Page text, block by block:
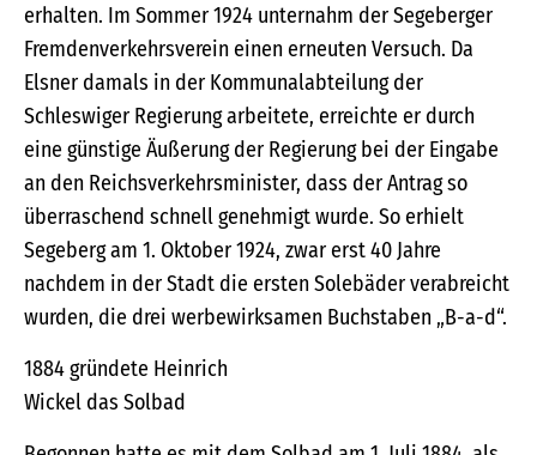
erhalten. Im Sommer 1924 unternahm der Segeberger
Fremdenverkehrsverein einen erneuten Versuch. Da
Elsner damals in der Kommunalabteilung der
Schleswiger Regierung arbeitete, erreichte er durch
eine günstige Äußerung der Regierung bei der Eingabe
an den Reichsverkehrsminister, dass der Antrag so
überraschend schnell genehmigt wurde. So erhielt
Segeberg am 1. Oktober 1924, zwar erst 40 Jahre
nachdem in der Stadt die ersten Solebäder verabreicht
wurden, die drei werbewirksamen Buchstaben „B-a-d“.
1884 gründete Heinrich
Wickel das Solbad